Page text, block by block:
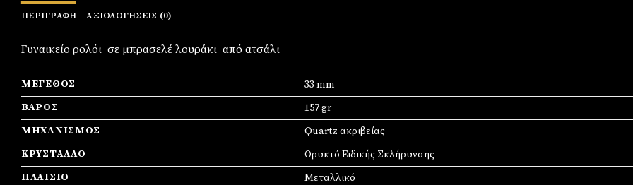
ΠΕΡΙΓΡΑΦΉ ΑΞΙΟΛΟΓΉΣΕΙΣ (0)
Γυναικείο ρολόι σε μπρασελέ λουράκι από ατσάλι
ΜΈΓΕΘΟΣ
33 mm
ΒΆΡΟΣ
157 gr
ΜΗΧΑΝΙΣΜΌΣ
Quartz ακριβείας
ΚΡΎΣΤΑΛΛΟ
Ορυκτό Ειδικής Σκλήρυνσης
ΠΛΑΊΣΙΟ
Mεταλλικό